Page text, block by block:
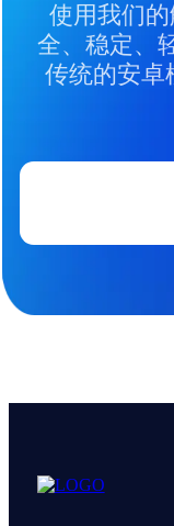
使用我们
全、稳定、
传统的安卓